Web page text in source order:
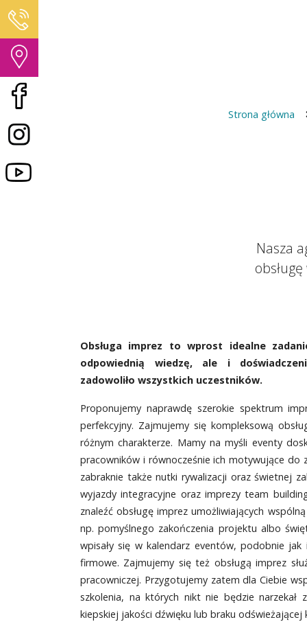
Strona główna
Nasza
Obsługa imprez to wprost idealne
odpowiednią wiedzę, ale i
zadowoliło wszystkich uczestników.
Proponujemy naprawdę szerokie spektrum
perfekcyjny. Zajmujemy się kompleksową
różnym charakterze. Mamy na myśli eventy
pracowników i równocześnie ich motywujące do
zabraknie także nutki rywalizacji oraz świetnej
wyjazdy integracyjne oraz imprezy team
znaleźć obsługę imprez umożliwiających
np. pomyślnego zakończenia projektu albo
wpisały się w kalendarz eventów, podobnie
firmowe. Zajmujemy się też obsługą imprez
pracowniczej. Przygotujemy zatem dla Ciebie
szkolenia, na których nikt nie będzie narzekał
kiepskiej jakości dźwięku lub braku odświeżającej